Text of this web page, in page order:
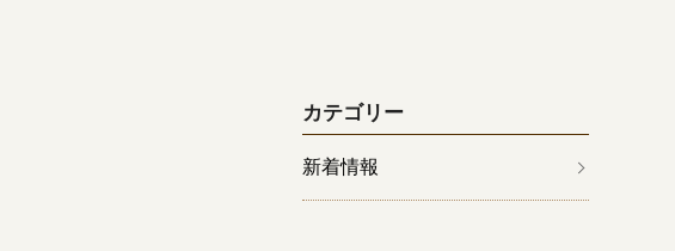
カテゴリー
新着情報